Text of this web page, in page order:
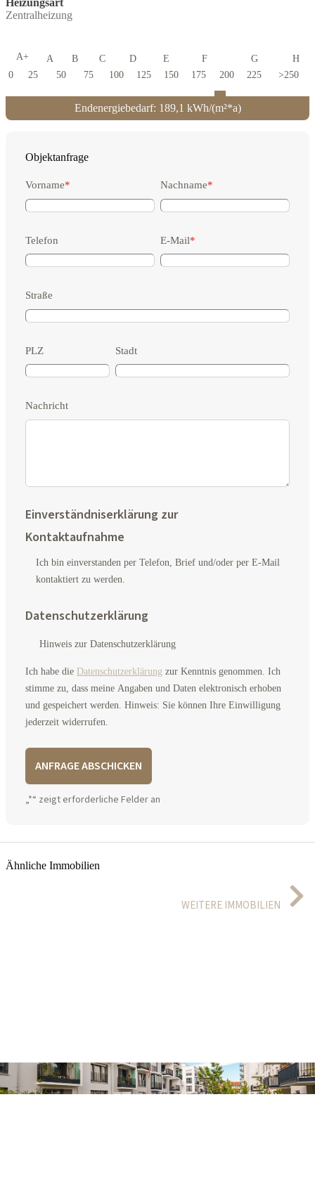
Zentralheizung
A+ A B C D E F G
H
0
25 50 75 100 125 150 175 200 225 >250
Endenergiebedarf: 189,1 kWh/(m²*a)
Objektanfrage
„*“ zeigt erforderliche Felder an
Vorname* Nachname*
Telefon E-Mail*
Straße
PLZ Stadt
Nachricht
Einverständniserklärung zur
Kontaktaufnahme
Ich bin einverstanden per Telefon, Brief und/oder per E-Mail
kontaktiert zu werden.
Datenschutzerklärung
Hinweis zur Datenschutzerklärung
Ich habe die Datenschutzerklärung zur Kenntnis genommen. Ich
stimme zu, dass meine Angaben und Daten elektronisch erhoben
und gespeichert werden. Hinweis: Sie können Ihre Einwilligung
jederzeit widerrufen.
l
r
a
Ähnliche Immobilien
WEITERE IMMOBILIEN